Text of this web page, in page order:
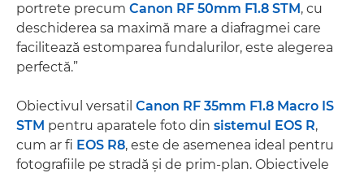
portrete precum Canon RF 50mm F1.8 STM, cu
deschiderea sa maximă mare a diafragmei care
facilitează estomparea fundalurilor, este alegerea
perfectă.”
Obiectivul versatil Canon RF 35mm F1.8 Macro IS
STM pentru aparatele foto din sistemul EOS R,
cum ar fi EOS R8, este de asemenea ideal pentru
fotografiile pe stradă şi de prim-plan. Obiectivele